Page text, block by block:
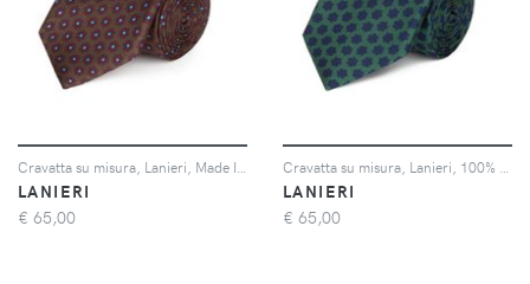
LANIERI
€ 65,00
LANIERI
€ 65,00